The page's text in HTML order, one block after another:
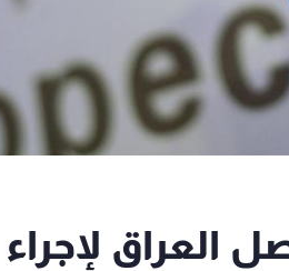
العراق